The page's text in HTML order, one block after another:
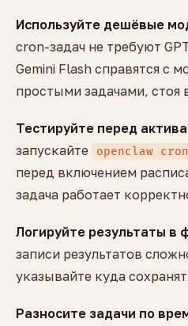
Используйте дешёвые
cron-задач не требуют
Gemini Flash справятся с
простыми задачами, стоя
Тестируйте перед
запускайте
openclaw
перед включением
задача работает
Логируйте результаты в
записи результатов
указывайте куда
Разносите задачи по